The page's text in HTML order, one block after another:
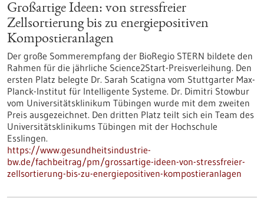
Großartige Ideen: von stressfreier
Zellsortierung bis zu energiepositiven
Kompostieranlagen
Der große Sommerempfang der BioRegio STERN bildete den
Rahmen für die jährliche Science2Start-Preisverleihung. Den
ersten Platz belegte Dr. Sarah Scatigna vom Stuttgarter Max-
Planck-Institut für Intelligente Systeme. Dr. Dimitri Stowbur
vom Universitätsklinikum Tübingen wurde mit dem zweiten
Preis ausgezeichnet. Den dritten Platz teilt sich ein Team des
Universitätsklinikums Tübingen mit der Hochschule
Esslingen.
https://www.gesundheitsindustrie-
bw.de/fachbeitrag/pm/grossartige-ideen-von-stressfreier-
zellsortierung-bis-zu-energiepositiven-kompostieranlagen